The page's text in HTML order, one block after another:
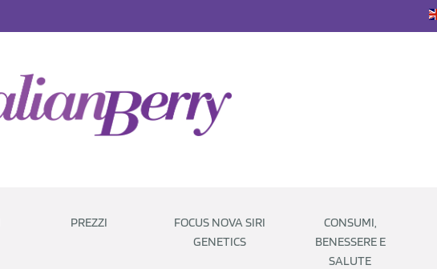
PREZZI
FOCUS NOVA SIRI
GENETICS
CONSUMI,
BENESSERE E
SALUTE